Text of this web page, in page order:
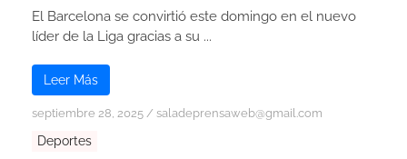
El Barcelona se convirtió este domingo en el nuevo
líder de la Liga gracias a su ...
Leer Más
septiembre 28, 2025 / saladeprensaweb@gmail.com
Deportes